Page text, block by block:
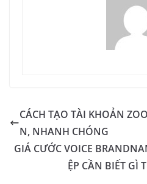
CÁCH TẠO TÀI KHOẢN
N, NHANH CHÓNG
GIÁ CƯỚC VOICE
ỆP CẦN BIẾT GÌ